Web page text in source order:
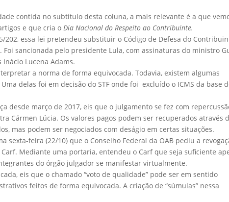
contida no subtítulo desta coluna, a mais relevante é a que
e que cria oDia Nacional do Respeito ao Contribuinte.
202, essa lei pretendeu substituir o Código de Defesa do
Foi sancionada pelo presidente Lula, com assinaturas do ministro
Lucena Adams.
a norma de forma equivocada. Todavia, existem algumas
delas foi em decisão do STF onde foi excluído o ICMS da base
desde março de 2017, eis que o julgamento se fez com
Cármen Lúcia. Os valores pagos podem ser recuperados através
mas podem ser negociados com deságio em certas situações.
sexta-feira (22/10) que o Conselho Federal da OAB pediu a
Mediante uma portaria, entendeu o Carf que seja suficiente
do órgão julgador se manifestar virtualmente.
eis que o chamado “voto de qualidade” pode ser em sentido
feitos de forma equivocada. A criação de “súmulas” nessa